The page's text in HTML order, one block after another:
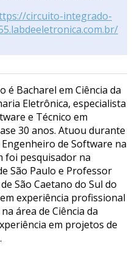
circuito-integrado-
é Bacharel em Ciência da
Eletrônica, especialista
e Técnico em
30 anos. Atuou durante
de Software na
foi pesquisador na
São Paulo e Professor
São Caetano do Sul do
experiência profissional
área de Ciência da
em projetos de